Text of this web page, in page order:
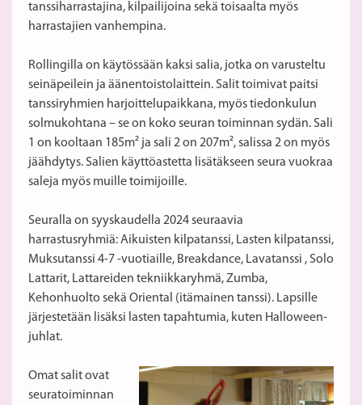
tanssiharrastajina, kilpailijoina sekä toisaalta myös
harrastajien vanhempina.
Rollingilla on käytössään kaksi salia, jotka on varusteltu
seinäpeilein ja äänentoistolaittein. Salit toimivat paitsi
tanssiryhmien harjoittelupaikkana, myös tiedonkulun
solmukohtana – se on koko seuran toiminnan sydän. Sali
1 on kooltaan 185m² ja sali 2 on 207m², salissa 2 on myös
jäähdytys. Salien käyttöastetta lisätäkseen seura vuokraa
saleja myös muille toimijoille.
Seuralla on syyskaudella 2024 seuraavia
harrastusryhmiä: Aikuisten kilpatanssi, Lasten kilpatanssi,
Muksutanssi 4-7 -vuotiaille, Breakdance, Lavatanssi , Solo
Lattarit, Lattareiden tekniikkaryhmä, Zumba,
Kehonhuolto sekä Oriental (itämainen tanssi). Lapsille
järjestetään lisäksi lasten tapahtumia, kuten Halloween-
juhlat.
Omat salit ovat
seuratoiminnan